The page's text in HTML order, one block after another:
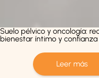
Suelo pélvico y oncología:
bienestar íntimo y confianza
Leer más